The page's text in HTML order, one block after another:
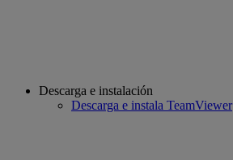
Descarga e instalación
Descarga e instala TeamViewer